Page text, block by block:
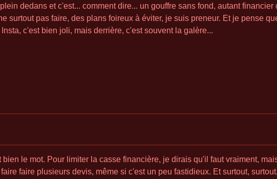
dedans et c'est... comment dire... un gouffre sans fond, autant financier
surtout pas faire, des plans foireux à éviter, je suis preneur. Et je pense
c'est bien joli, mais derrière, c'est souvent la galère...
le mot. Pour limiter la casse financière, je dirais qu'il faut vraiment,
faire plusieurs devis, même si c'est un peu fastidieux. Et surtout,